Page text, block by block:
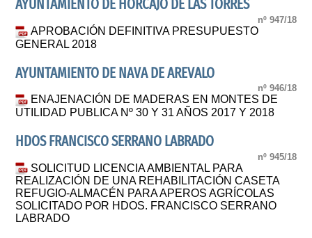
AYUNTAMIENTO DE HORCAJO DE LAS TORRES
nº 947/18
APROBACIÓN DEFINITIVA PRESUPUESTO
GENERAL 2018
AYUNTAMIENTO DE NAVA DE AREVALO
nº 946/18
ENAJENACIÓN DE MADERAS EN MONTES DE
UTILIDAD PUBLICA Nº 30 Y 31 AÑOS 2017 Y 2018
HDOS FRANCISCO SERRANO LABRADO
nº 945/18
SOLICITUD LICENCIA AMBIENTAL PARA
REALIZACIÓN DE UNA REHABILITACIÓN CASETA
REFUGIO-ALMACÉN PARA APEROS AGRÍCOLAS
SOLICITADO POR HDOS. FRANCISCO SERRANO
LABRADO